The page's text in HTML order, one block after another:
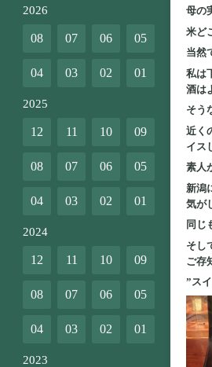
母の
米ど
当然
私は
酒は
そう
近く
イス
素人
新潟
気が
同じ
そし
ご存
”ス
2026
08 07 06 05
04 03 02 01
2025
12 11 10 09
08 07 06 05
04 03 02 01
2024
12 11 10 09
08 07 06 05
04 03 02 01
2023